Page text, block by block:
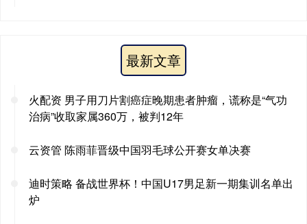
最新文章
火配资 男子用刀片割癌症晚期患者肿瘤，谎称是“气功
治病”收取家属360万，被判12年
云资管 陈雨菲晋级中国羽毛球公开赛女单决赛
迪时策略 备战世界杯！中国U17男足新一期集训名单出
炉